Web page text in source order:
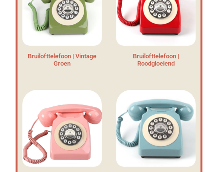
Bruilofttelefoon | Vintage
Groen
Bruilofttelefoon |
Roodgloeiend